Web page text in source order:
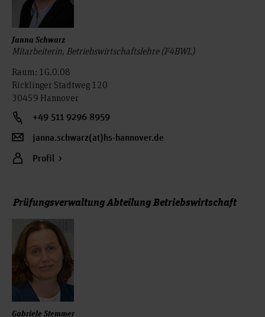
Janna Schwarz
Mitarbeiterin, Betriebswirtschaftslehre (F4BWL)
Raum: 1G.0.08
Ricklinger Stadtweg 120
30459 Hannover
+49 511 9296 8959
janna.schwarz(at)hs-hannover.de
Profil
Prüfungsverwaltung Abteilung Betriebswirtschaft
Gabriele Stemmer